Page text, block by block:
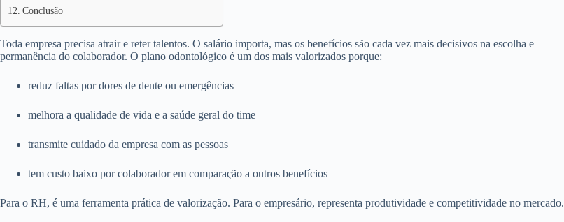
Conclusão
Toda empresa precisa atrair e reter talentos. O salário importa, mas os benefícios são cada vez mais decisivos na escolha e
permanência do colaborador. O plano odontológico é um dos mais valorizados porque:
reduz faltas por dores de dente ou emergências
melhora a qualidade de vida e a saúde geral do time
transmite cuidado da empresa com as pessoas
tem custo baixo por colaborador em comparação a outros benefícios
Para o RH, é uma ferramenta prática de valorização. Para o empresário, representa produtividade e competitividade no mercado.